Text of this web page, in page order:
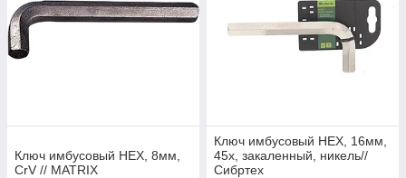
Ключ имбусовый HEX, 8мм,
CrV // MATRIX
Ключ имбусовый HEX, 16мм,
45x, закаленный, никель//
Сибртех